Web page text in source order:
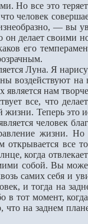
Но все это
человек
— вы
делает своими
его
Луна. Я
на
нам
все, что делает
Теперь это
человек
жизни. Но
все
когда
собой. Вы
самих себя и
и тогда на
тот момент,
что на за­днем